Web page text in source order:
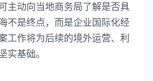
主动向当地商务局了解是否具
不是终点，而是企业国际化经
工作将为后续的境外运营、利
实基础。